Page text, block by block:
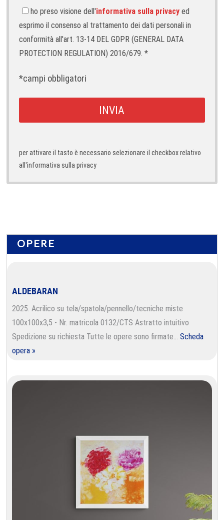
ho preso visione dell'informativa sulla privacy ed
esprimo il consenso al trattamento dei dati personali in
conformità all'art. 13-14 DEL GDPR (GENERAL DATA
PROTECTION REGULATION) 2016/679. *
*campi obbligatori
per attivare il tasto è necessario selezionare il checkbox relativo
all'informativa sulla privacy
OPERE
ALDEBARAN
2025. Acrilico su tela/spatola/pennello/tecniche miste
100x100x3,5 - Nr. matricola 0132/CTS Astratto intuitivo
Spedizione su richiesta Tutte le opere sono firmate…Scheda
opera »